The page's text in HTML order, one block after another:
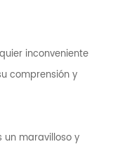
inconveniente
comprensión y
un maravilloso y